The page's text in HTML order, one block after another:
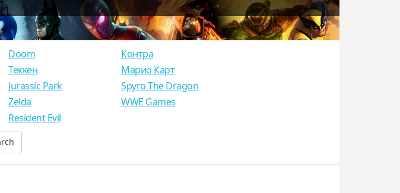
Doom
Теккен
Jurassic Park
Zelda
Resident Evil
Контра
Марио Карт
Spyro The Dragon
WWE Games